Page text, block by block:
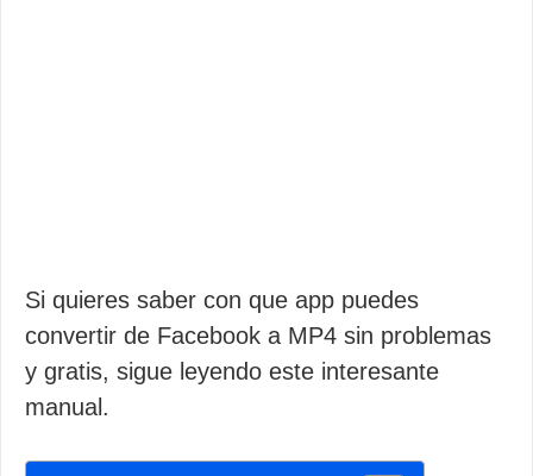
Si quieres saber con que app puedes
convertir de Facebook a MP4 sin problemas
y gratis, sigue leyendo este interesante
manual.